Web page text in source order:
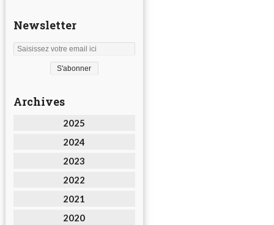
Newsletter
Archives
2025
2024
2023
2022
2021
2020